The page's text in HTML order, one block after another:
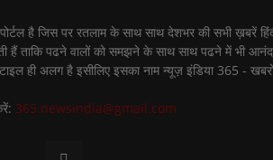
है जिस पर रतलाम के साथ साथ देशभर की सभी ख़बरें
हैं ताकि पढने वालों को समझने के साथ साथ पढने में भी
ही अलग है इसीलिए इसका नाम न्यूज़ इंडिया 365 -
365.newsindia@gmail.com